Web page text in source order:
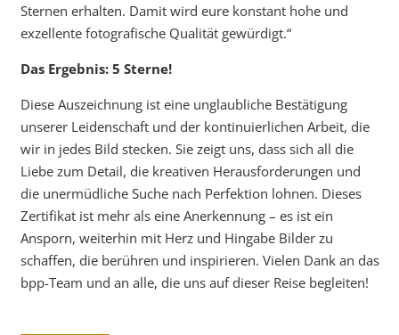
Sternen erhalten. Damit wird eure konstant hohe und
exzellente fotografische Qualität gewürdigt.“
Das Ergebnis: 5 Sterne!
Diese Auszeichnung ist eine unglaubliche Bestätigung
unserer Leidenschaft und der kontinuierlichen Arbeit, die
wir in jedes Bild stecken. Sie zeigt uns, dass sich all die
Liebe zum Detail, die kreativen Herausforderungen und
die unermüdliche Suche nach Perfektion lohnen. Dieses
Zertifikat ist mehr als eine Anerkennung – es ist ein
Ansporn, weiterhin mit Herz und Hingabe Bilder zu
schaffen, die berühren und inspirieren. Vielen Dank an das
bpp-Team und an alle, die uns auf dieser Reise begleiten!